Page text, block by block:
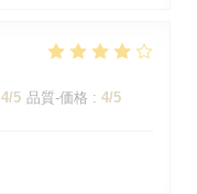
4/5 品質-価格 : 4/5